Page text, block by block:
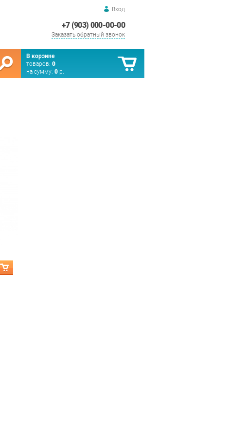
Вход
+7 (903) 000-00-00
Заказать обратный звонок
В корзине
товаров: 0
на сумму: 0 р.